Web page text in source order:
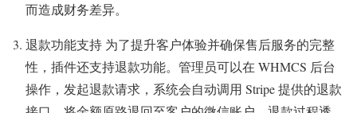
而造成财务差异。
退款功能支持 为了提升客户体验并确保售后服务的完整
性，插件还支持退款功能。管理员可以在 WHMCS 后台
操作，发起退款请求，系统会自动调用 Stripe 提供的退款